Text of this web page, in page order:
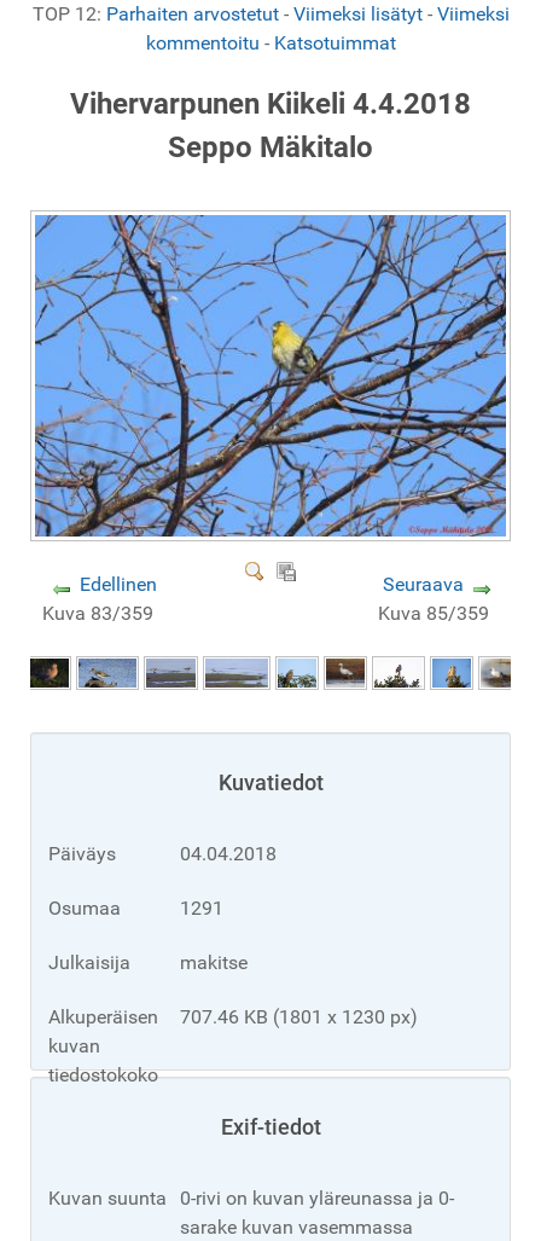
TOP 12: Parhaiten arvostetut- Viimeksi lisätyt- Viimeksi
kommentoitu - Katsotuimmat
Vihervarpunen Kiikeli 4.4.2018
Seppo Mäkitalo
Edellinen
Kuva 83/359
Seuraava
Kuva 85/359
Kuvatiedot
Päiväys 04.04.2018
Osumaa 1291
Julkaisija makitse
Alkuperäisen
kuvan
tiedostokoko
707.46 KB (1801 x 1230 px)
Exif-tiedot
Kuvan suunta
0-rivi on kuvan yläreunassa ja 0-
sarake kuvan vasemmassa